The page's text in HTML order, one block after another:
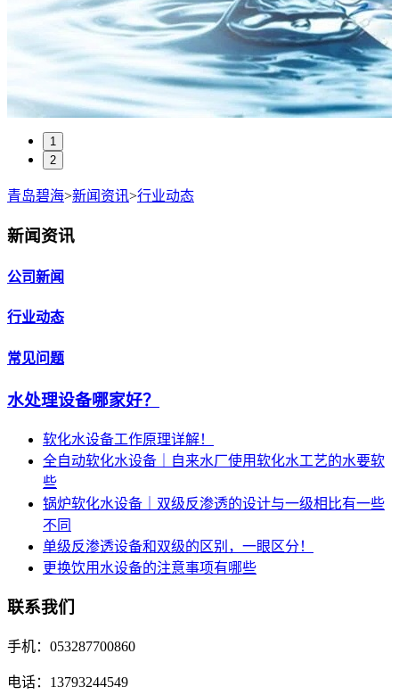
1
2
青岛碧海>新闻资讯>行业动态
新闻资讯
公司新闻
行业动态
常见问题
水处理设备哪家好？
软化水设备工作原理详解！
全自动软化水设备｜自来水厂使用软化水工艺的水要软
些
锅炉软化水设备｜双级反渗透的设计与一级相比有一些
不同
单级反渗透设备和双级的区别，一眼区分！
更换饮用水设备的注意事项有哪些
联系我们
手机：053287700860
电话：13793244549